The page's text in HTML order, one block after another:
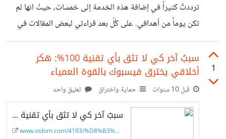
ترددتُ كثيراً في إضافة هذه الخدمة إلى خمسات، حيثُ انها لم
تكن يوماً من أهدافي. على كُلّ بعد قراءتي لبعض المقالات في
مدونة خمسات قررتُ صُنع تجربتي مع خمسات عن طريق تقديم
خدمات ذات جودة عالية. إخترتُ خدمة كتابة المقالات الطويلة،
لإيماني بأن المقالات القصيرة لا تُعطي المواضيع حقها تماماً، كما
أن المقالات الطويلة لها ميزة جيدة وهي قدرتها على المنافسة
على مراكز أفضل في نتائج البحث إذا ما روعيت عوامل أخرى.
هذه هي الخدمة في اليوم صفر ا https://goo.gl/gLj1SM
1
سببٌ آخر كي لا تثق بأي تقنية 100%: هكر
أخلاقي يخترق فيسبوك بالقوة العمياء
قبل 10 سنوات حماية واختراق تعليق واحد
سببٌ آخر كي لا تثق بأي تقنية 100%: هكر أخلاقي يخترق فيسبوك بالقوة العمياء
www.oolom.com/4193/%D8%B3%D8%A...